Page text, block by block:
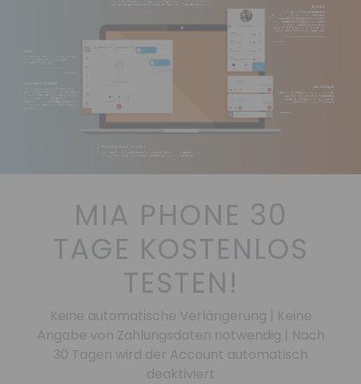
MIA PHONE 30
TAGE KOSTENLOS
TESTEN!
Keine automatische Verlängerung | Keine
Angabe von Zahlungsdaten notwendig | Nach
30 Tagen wird der Account automatisch
deaktiviert